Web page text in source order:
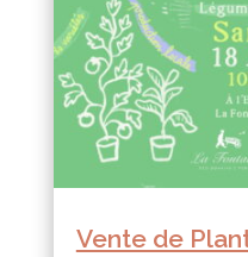
Vente de